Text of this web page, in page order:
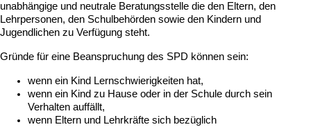
unabhängige und neutrale Beratungsstelle die den Eltern, den
Lehrpersonen, den Schulbehörden sowie den Kindern und
Jugendlichen zu Verfügung steht.
Gründe für eine Beanspruchung des SPD können sein:
wenn ein Kind Lernschwierigkeiten hat,
wenn ein Kind zu Hause oder in der Schule durch sein
Verhalten auffällt,
wenn Eltern und Lehrkräfte sich bezüglich